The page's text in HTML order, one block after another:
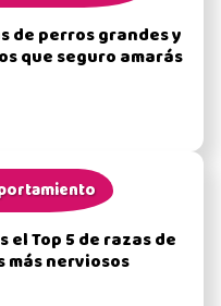
de perros grandes y
que seguro amarás
el Top 5 de razas de
más nerviosos